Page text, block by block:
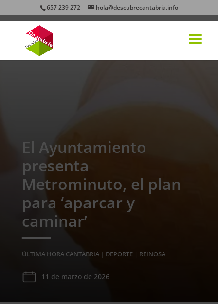
657 239 272 hola@descubrecantabria.info
El Ayuntamiento
presenta
Metrominuto, el plan
para ‘aparcar y
caminar’
ÚLTIMA HORA CANTABRIA| DEPORTE| REINOSA
11 de marzo de 2026